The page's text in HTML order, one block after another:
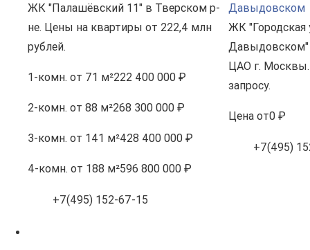
ЖК "Палашёвский 11" в Тверском р-
не. Цены на квартиры от 222,4 млн
рублей.
1-комн. от 71 м²222 400 000 ₽
2-комн. от 88 м²268 300 000 ₽
3-комн. от 141 м²428 400 000 ₽
4-комн. от 188 м²596 800 000 ₽
+7(495) 152-67-15
Давыдовском
ЖК "Городская
Давыдовском"
ЦАО г. Москвы.
запросу.
Цена от0 ₽
+7(495)